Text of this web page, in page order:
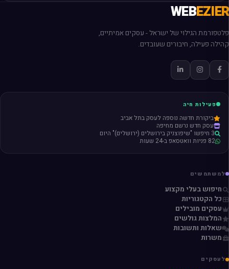
WEBEZIER
פלטפורמת הגילוי של ישראל - עסקים אמיתיים,
קהילה פעילה, חיבורים שעובדים.
פעילות חיה
ביקורת חדשה נוספה לעסק בתל אביב
עסק חדש נרשם מחיפה
3 חיפשו "שיפוצניק בירושלים (ירושלים)" היום
82 פניות וואטסאפ ב-24 שעות
למשתמשים
חיפוש בעלי מקצוע
כל הקטגוריות
עסקים מובילים
המלצות גולשים
שאלות ותשובות
משרות
לעסקים